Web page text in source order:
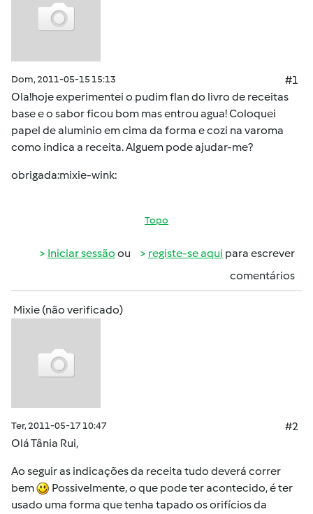
Dom, 2011-05-15 15:13
#1
Ola!hoje experimentei o pudim flan do livro de receitas
base e o sabor ficou bom mas entrou agua! Coloquei
papel de aluminio em cima da forma e cozi na varoma
como indica a receita. Alguem pode ajudar-me?
obrigada:mixie-wink:
Topo
Iniciar sessão ou registe-se aqui para escrever
comentários
Mixie (não verificado)
Ter, 2011-05-17 10:47
#2
OláTânia Rui,
Ao seguir as indicações da receita tudo deverá correr
bem
Possivelmente, o que pode ter acontecido, é ter
usado uma forma que tenha tapado os orifícios da